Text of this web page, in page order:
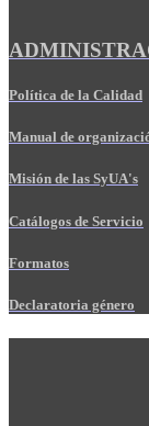
Política de la Calidad
Manual de
Misión de las SyUA's
Catálogos de Servicio
Formatos
Declaratoria género